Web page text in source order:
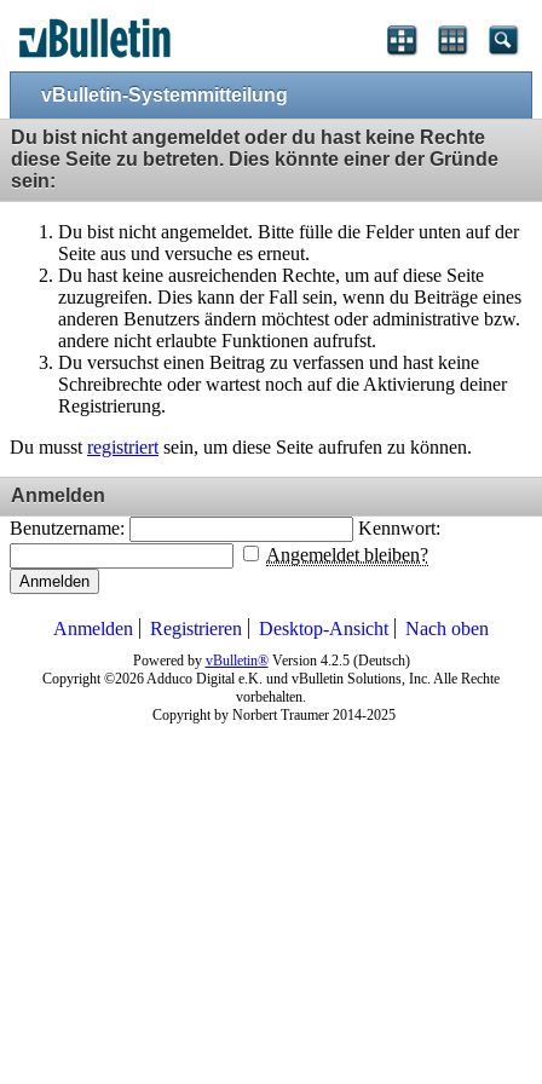
vBulletin-Systemmitteilung
Du bist nicht angemeldet oder du hast keine Rechte
diese Seite zu betreten. Dies könnte einer der Gründe
sein:
Du bist nicht angemeldet. Bitte fülle die Felder unten auf der
Seite aus und versuche es erneut.
Du hast keine ausreichenden Rechte, um auf diese Seite
zuzugreifen. Dies kann der Fall sein, wenn du Beiträge eines
anderen Benutzers ändern möchtest oder administrative bzw.
andere nicht erlaubte Funktionen aufrufst.
Du versuchst einen Beitrag zu verfassen und hast keine
Schreibrechte oder wartest noch auf die Aktivierung deiner
Registrierung.
Du musst registriert sein, um diese Seite aufrufen zu können.
Anmelden
Benutzername:
Kennwort:
Angemeldet bleiben?
Anmelden
Anmelden Registrieren Desktop-Ansicht Nach oben
Powered by vBulletin®Version 4.2.5 (Deutsch)
Copyright ©2026 Adduco Digital e.K. und vBulletin Solutions, Inc. Alle Rechte
vorbehalten.
Copyright by Norbert Traumer 2014-2025